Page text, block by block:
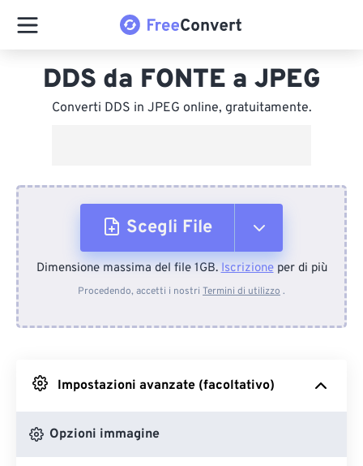
DDS da FONTE a JPEG
Converti DDS in JPEG online, gratuitamente.
Scegli File
Dal dispositivo
Da Google Drive
Dimensione massima del file 1GB.Iscrizioneper di più
Procedendo, accetti i nostri Termini di utilizzo .
Impostazioni avanzate (facoltativo)
Opzioni immagine